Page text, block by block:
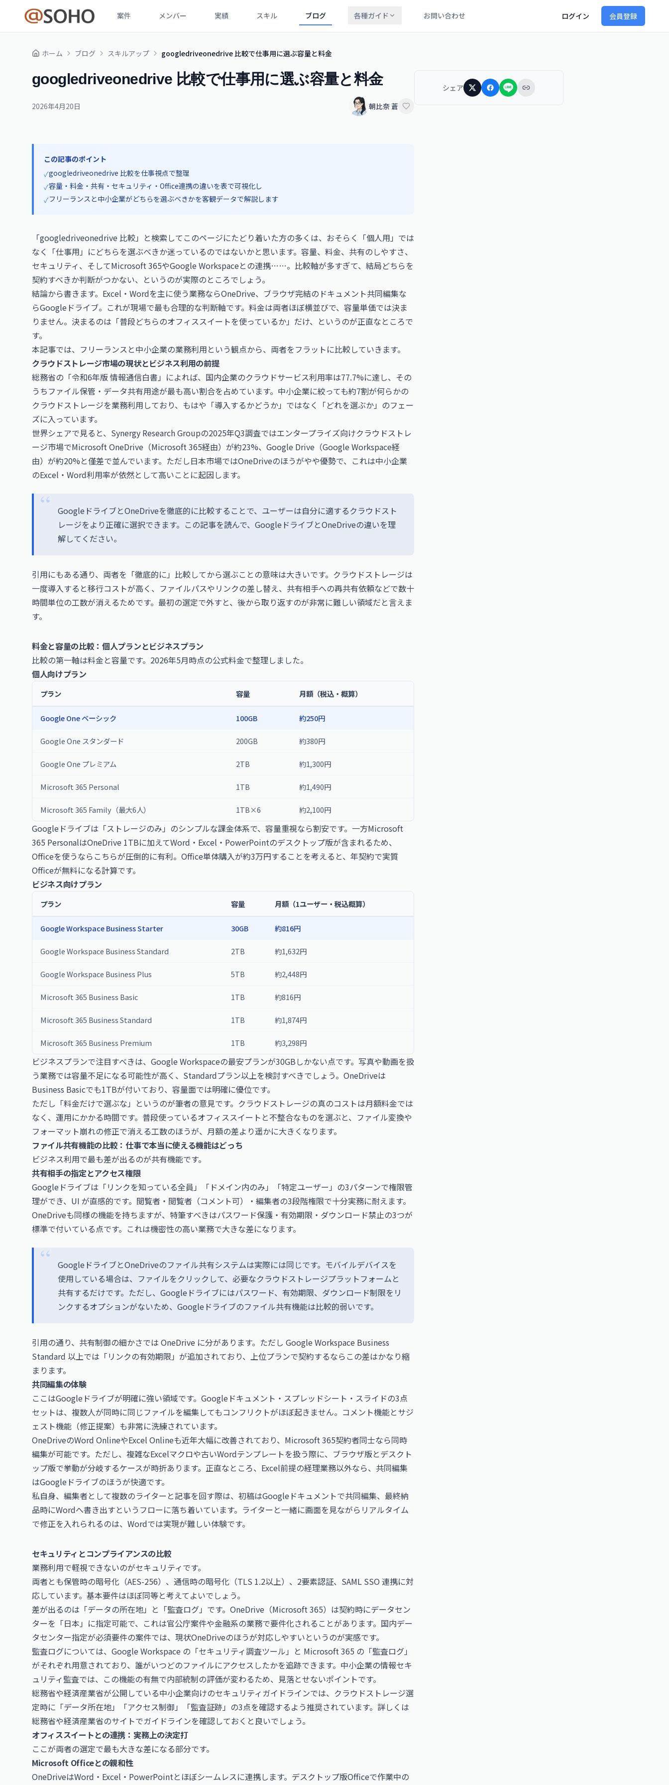
案件 メンバー 実績 スキル ブログ 各種ガイド お問い合わせ ログイン 会員登録
ホーム ブログ スキルアップ googledriveonedrive 比較で仕事用に選ぶ容量と料金
googledriveonedrive 比較で仕事用に選ぶ容量と料金
2026年4月20日 朝比奈 蒼
この記事のポイント
✓googledriveonedrive 比較を仕事視点で整理
✓容量・料金・共有・セキュリティ・Office連携の違いを表で可視化し
✓フリーランスと中小企業がどちらを選ぶべきかを客観データで解説します
「googledriveonedrive 比較」と検索してこのページにたどり着いた方の多くは、おそらく「個人用」では
なく「仕事用」にどちらを選ぶべきか迷っているのではないかと思います。容量、料金、共有のしやすさ、
セキュリティ、そしてMicrosoft 365やGoogle Workspaceとの連携……。比較軸が多すぎて、結局どちらを
契約すべきか判断がつかない、というのが実際のところでしょう。
結論から書きます。Excel・Wordを主に使う業務ならOneDrive、ブラウザ完結のドキュメント共同編集な
らGoogleドライブ。これが現場で最も合理的な判断軸です。料金は両者ほぼ横並びで、容量単価では決ま
りません。決まるのは「普段どちらのオフィススイートを使っているか」だけ、というのが正直なところで
す。
本記事では、フリーランスと中小企業の業務利用という観点から、両者をフラットに比較していきます。
クラウドストレージ市場の現状とビジネス利用の前提
総務省の「令和6年版 情報通信白書」によれば、国内企業のクラウドサービス利用率は77.7%に達し、その
うちファイル保管・データ共有用途が最も高い割合を占めています。中小企業に絞っても約7割が何らかの
クラウドストレージを業務利用しており、もはや「導入するかどうか」ではなく「どれを選ぶか」のフェー
ズに入っています。
世界シェアで見ると、Synergy Research Groupの2025年Q3調査ではエンタープライズ向けクラウドストレ
ージ市場でMicrosoft OneDrive（Microsoft 365経由）が約23%、Google Drive（Google Workspace経
由）が約20%と僅差で並んでいます。ただし日本市場ではOneDriveのほうがやや優勢で、これは中小企業
のExcel・Word利用率が依然として高いことに起因します。
GoogleドライブとOneDriveを徹底的に比較することで、ユーザーは自分に適するクラウドスト
レージをより正確に選択できます。この記事を読んで、GoogleドライブとOneDriveの違いを理
解してください。
引用にもある通り、両者を「徹底的に」比較してから選ぶことの意味は大きいです。クラウドストレージは
一度導入すると移行コストが高く、ファイルパスやリンクの差し替え、共有相手への再共有依頼などで数十
時間単位の工数が消えるためです。最初の選定で外すと、後から取り返すのが非常に難しい領域だと言えま
す。
料金と容量の比較：個人プランとビジネスプラン
比較の第一軸は料金と容量です。2026年5月時点の公式料金で整理しました。
個人向けプラン
プラン 容量 月額（税込・概算）
Google One ベーシック 100GB 約250円
Google One スタンダード 200GB 約380円
Google One プレミアム 2TB 約1,300円
Microsoft 365 Personal 1TB 約1,490円
Microsoft 365 Family（最大6人） 1TB×6 約2,100円
Googleドライブは「ストレージのみ」のシンプルな課金体系で、容量重視なら割安です。一方Microsoft
365 PersonalはOneDrive 1TBに加えてWord・Excel・PowerPointのデスクトップ版が含まれるため、
Officeを使うならこちらが圧倒的に有利。Office単体購入が約3万円することを考えると、年契約で実質
Officeが無料になる計算です。
ビジネス向けプラン
プラン 容量 月額（1ユーザー・税込概算）
Google Workspace Business Starter 30GB 約816円
Google Workspace Business Standard 2TB 約1,632円
Google Workspace Business Plus 5TB 約2,448円
Microsoft 365 Business Basic 1TB 約816円
Microsoft 365 Business Standard 1TB 約1,874円
Microsoft 365 Business Premium 1TB 約3,298円
ビジネスプランで注目すべきは、Google Workspaceの最安プランが30GBしかない点です。写真や動画を扱
う業務では容量不足になる可能性が高く、Standardプラン以上を検討すべきでしょう。OneDriveは
Business Basicでも1TBが付いており、容量面では明確に優位です。
ただし「料金だけで選ぶな」というのが筆者の意見です。クラウドストレージの真のコストは月額料金では
なく、運用にかかる時間です。普段使っているオフィススイートと不整合なものを選ぶと、ファイル変換や
フォーマット崩れの修正で消える工数のほうが、月額の差より遥かに大きくなります。
ファイル共有機能の比較：仕事で本当に使える機能はどっち
ビジネス利用で最も差が出るのが共有機能です。
共有相手の指定とアクセス権限
Googleドライブは「リンクを知っている全員」「ドメイン内のみ」「特定ユーザー」の3パターンで権限管
理ができ、UI が直感的です。閲覧者・閲覧者（コメント可）・編集者の3段階権限で十分実務に耐えます。
OneDriveも同様の機能を持ちますが、特筆すべきはパスワード保護・有効期限・ダウンロード禁止の3つが
標準で付いている点です。これは機密性の高い業務で大きな差になります。
GoogleドライブとOneDriveのファイル共有システムは実際には同じです。モバイルデバイスを
使用している場合は、ファイルをクリックして、必要なクラウドストレージプラットフォームと
共有するだけです。ただし、Googleドライブにはパスワード、有効期限、ダウンロード制限をリ
ンクするオプションがないため、Googleドライブのファイル共有機能は比較的弱いです。
引用の通り、共有制御の細かさでは OneDrive に分があります。ただし Google Workspace Business
Standard 以上では「リンクの有効期限」が追加されており、上位プランで契約するならこの差はかなり縮
まります。
共同編集の体験
ここはGoogleドライブが明確に強い領域です。Googleドキュメント・スプレッドシート・スライドの3点
セットは、複数人が同時に同じファイルを編集してもコンフリクトがほぼ起きません。コメント機能とサジ
ェスト機能（修正提案）も非常に洗練されています。
OneDriveのWord OnlineやExcel Onlineも近年大幅に改善されており、Microsoft 365契約者同士なら同時
編集が可能です。ただし、複雑なExcelマクロや古いWordテンプレートを扱う際に、ブラウザ版とデスクト
ップ版で挙動が分岐するケースが時折あります。正直なところ、Excel前提の経理業務以外なら、共同編集
はGoogleドライブのほうが快適です。
私自身、編集者として複数のライターと記事を回す際は、初稿はGoogleドキュメントで共同編集、最終納
品時にWordへ書き出すというフローに落ち着いています。ライターと一緒に画面を見ながらリアルタイム
で修正を入れられるのは、Wordでは実現が難しい体験です。
セキュリティとコンプライアンスの比較
業務利用で軽視できないのがセキュリティです。
両者とも保管時の暗号化（AES-256）、通信時の暗号化（TLS 1.2以上）、2要素認証、SAML SSO 連携に対
応しています。基本要件はほぼ同等と考えてよいでしょう。
差が出るのは「データの所在地」と「監査ログ」です。OneDrive（Microsoft 365）は契約時にデータセン
ターを「日本」に指定可能で、これは官公庁案件や金融系の業務で要件化されることがあります。国内デー
タセンター指定が必須要件の案件では、現状OneDriveのほうが対応しやすいというのが実感です。
監査ログについては、Google Workspace の「セキュリティ調査ツール」と Microsoft 365 の「監査ログ」
がそれぞれ用意されており、誰がいつどのファイルにアクセスしたかを追跡できます。中小企業の情報セキ
ュリティ監査では、この機能の有無で内部統制の評価が変わるため、見落とせないポイントです。
総務省や経済産業省が公開している中小企業向けのセキュリティガイドラインでは、クラウドストレージ選
定時に「データ所在地」「アクセス制御」「監査証跡」の3点を確認するよう推奨されています。詳しくは
総務省や経済産業省のサイトでガイドラインを確認しておくと良いでしょう。
オフィススイートとの連携：実務上の決定打
ここが両者の選定で最も大きな差になる部分です。
Microsoft Officeとの親和性
OneDriveはWord・Excel・PowerPointとほぼシームレスに連携します。デスクトップ版Officeで作業中の
シェア